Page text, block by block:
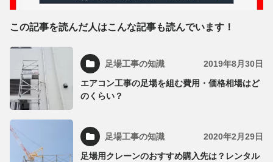
この記事を読んだ人はこんな記事も読んでいます！
足場工事の知識 2019年8月30日
エアコン工事の足場を組む費用・価格相場はど
のくらい？
足場工事の知識 2020年2月29日
足場用クレーンのおすすめ購入先は？レンタル